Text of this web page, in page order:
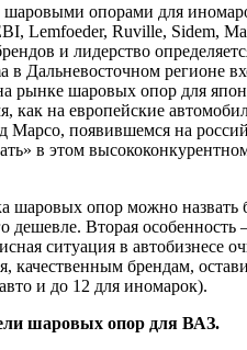
опорами для
Lemfoeder, Ruville, Sidem,
и лидерство
в Дальневосточном регионе
шаровых опор для
как на европейские
Mapco, появившемся на
в этом
шаровых опор можно назвать
дешевле. Вторая
ситуация в автобизнесе
качественным брендам,
и до 12 для иномарок).
шаровых опор для ВАЗ.